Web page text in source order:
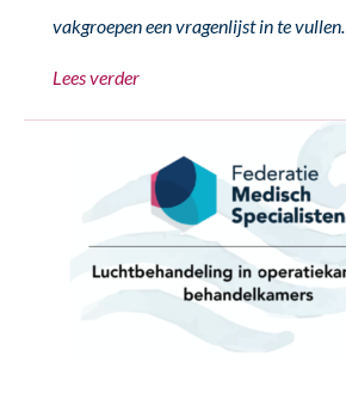
vakgroepen een vragenlijst in te vullen.
Lees verder